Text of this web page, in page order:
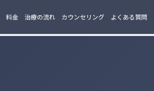
料金 治療の流れ カウンセリング よくある質問